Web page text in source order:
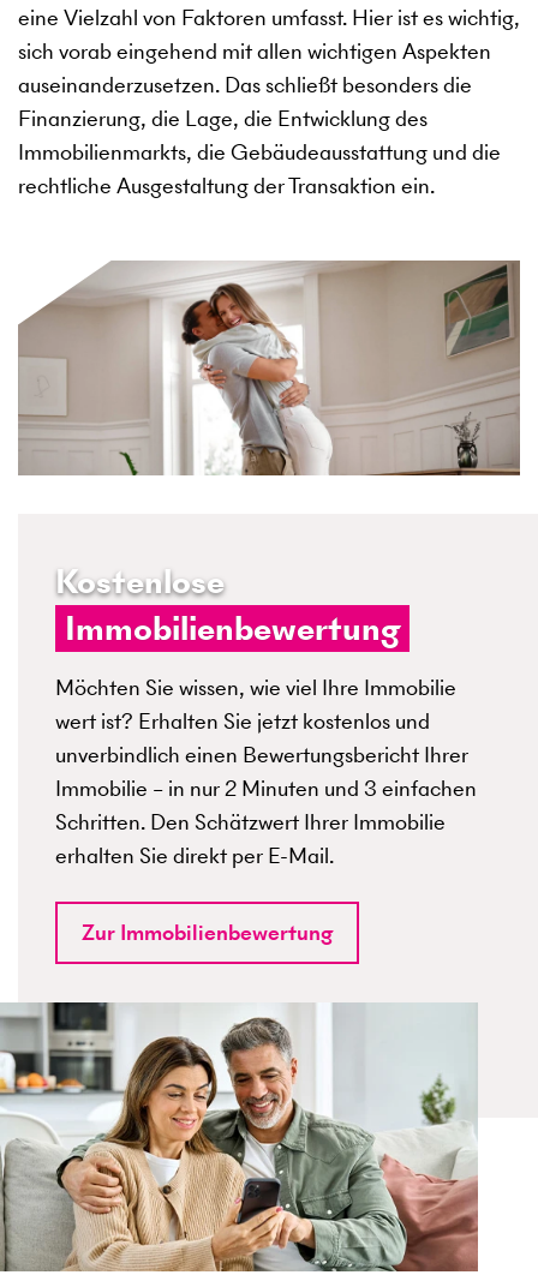
eine Vielzahl von Faktoren umfasst. Hier ist es wichtig,
sich vorab eingehend mit allen wichtigen Aspekten
auseinanderzusetzen. Das schließt besonders die
Finanzierung, die Lage, die Entwicklung des
Immobilienmarkts, die Gebäudeausstattung und die
rechtliche Ausgestaltung der Transaktion ein.
Kostenlose
Immobilienbewertung
Möchten Sie wissen, wie viel Ihre Immobilie
wert ist? Erhalten Sie jetzt kostenlos und
unverbindlich einen Bewertungsbericht Ihrer
Immobilie – in nur 2 Minuten und 3 einfachen
Schritten. Den Schätzwert Ihrer Immobilie
erhalten Sie direkt per E-Mail.
Zur Immobilienbewertung